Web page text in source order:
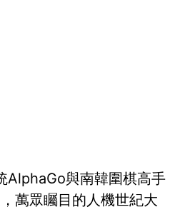
AlphaGo與南韓圍棋高手
萬眾矚目的人機世紀大